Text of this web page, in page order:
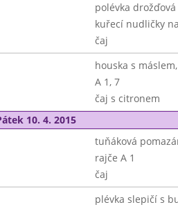
polévka drožďová
kuřecí nudličky
čaj
houska s
A 1, 7
čaj s citronem
10. 4. 2015
tuňáková
rajče A 1
čaj
plévka slepičí s